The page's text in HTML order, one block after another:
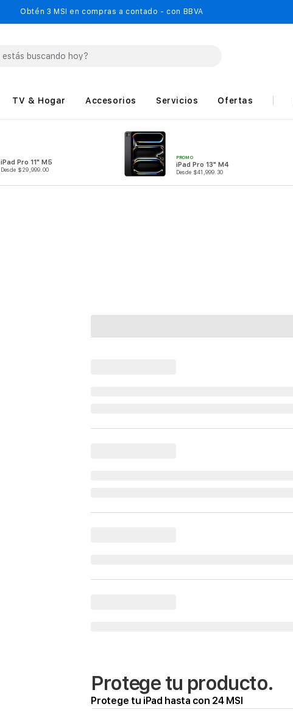
Obtén 3 MSI en compras a contado - con BBVA
TV & Hogar Accesorios Servicios Ofertas
iPad Pro 11" M5
Desde $29,999.00
PROMO
iPad Pro 13" M4
Desde $41,999.30
Protege tu producto.
Protege tu iPad hasta con 24 MSI